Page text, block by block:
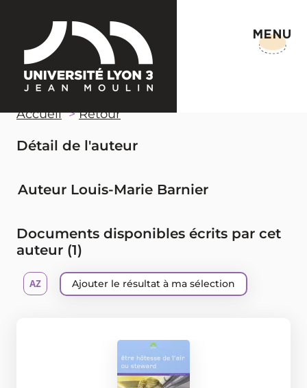
MENU
Accueil Retour
Détail de l'auteur
Auteur Louis-Marie Barnier
Documents disponibles écrits par cet
auteur (1)
Ajouter le résultat à ma sélection